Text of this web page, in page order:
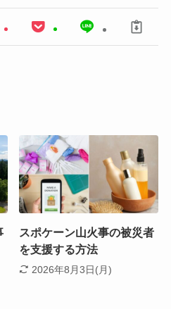
スポケーン山火事の被災者
を支援する方法
2026年8月3日(月)